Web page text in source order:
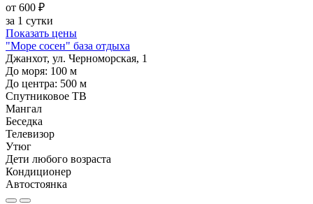
от 600 ₽
за 1 сутки
Показать цены
"Море сосен" база отдыха
Джанхот, ул. Черноморская, 1
До моря: 100 м
До центра: 500 м
Спутниковое ТВ
Мангал
Беседка
Телевизор
Утюг
Дети любого возраста
Кондиционер
Автостоянка